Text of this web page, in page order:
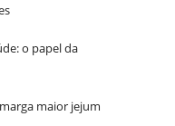
o papel da
maior jejum